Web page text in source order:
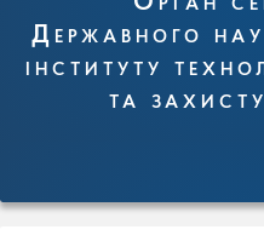
Державного
інституту
та